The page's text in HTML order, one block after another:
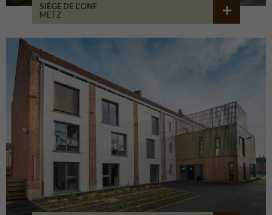
SIÈGE DE L’ONF
METZ